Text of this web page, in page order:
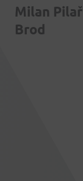
Milan
Brod